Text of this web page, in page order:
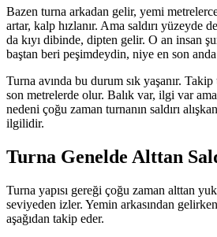
Bazen turna arkadan gelir, yemi
artar, kalp hızlanır. Ama saldırı yüzeyde
da kıyı dibinde, dipten gelir. O an insan
baştan beri peşimdeydin, niye en son
Turna avında bu durum sık yaşanır. Takip
son metrelerde olur. Balık var, ilgi var
nedeni çoğu zaman turnanın saldırı
ilgilidir.
Turna Genelde Alttan
Turna yapısı gereği çoğu zaman alttan
seviyeden izler. Yemin arkasından
aşağıdan takip eder.